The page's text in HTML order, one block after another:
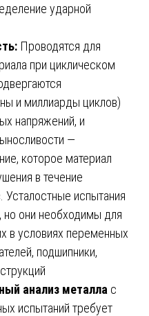
ударной
Проводятся для
при циклическом
и миллиарды циклов)
напряжений, и
—
которое материал
в течение
Усталостные испытания
но они необходимы для
в условиях переменных
подшипники,
анализ металла с
испытаний требует